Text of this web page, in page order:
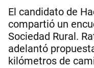
El candidato de
compartió un
Sociedad Rural.
adelantó
kilómetros de